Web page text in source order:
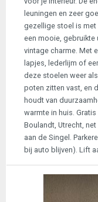
leuningen en zeer
gezellige stoel is
een mooie,
vintage charme. Met
lapjes, lederlijm of
deze stoelen weer
poten zitten vast, en
houdt van
warmte in huis.
Boulandt, Utrecht,
aan de Singel.
bij auto blijven). Lift